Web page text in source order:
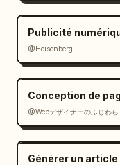
Publicité
@Heisenberg
@Webデザイナーのふじわ